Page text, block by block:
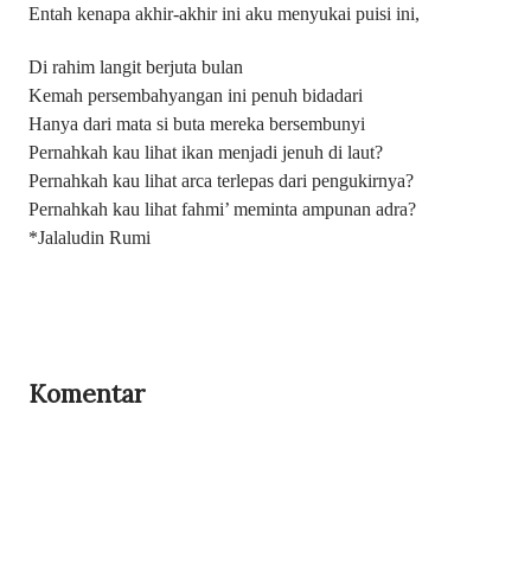
Entah kenapa akhir-akhir ini aku menyukai puisi ini,
Di rahim langit berjuta bulan
Kemah persembahyangan ini penuh bidadari
Hanya dari mata si buta mereka bersembunyi
Pernahkah kau lihat ikan menjadi jenuh di laut?
Pernahkah kau lihat arca terlepas dari pengukirnya?
Pernahkah kau lihat fahmi’ meminta ampunan adra?
*Jalaludin Rumi
Komentar